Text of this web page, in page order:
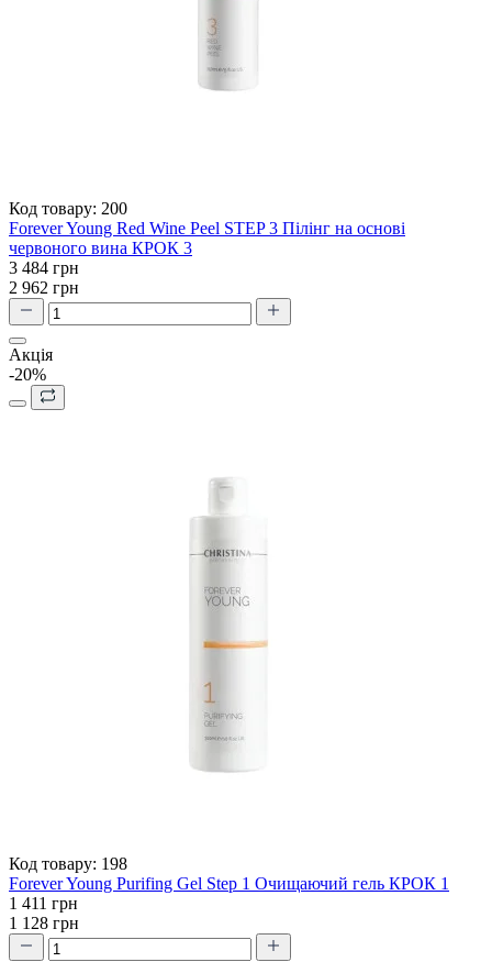
Код товару: 200
Forever Young Red Wine Peel STEP 3 Пілінг на основі
червоного вина КРОК 3
3 484 грн
2 962 грн
Акція
-20%
Код товару: 198
Forever Young Purifing Gel Step 1 Очищаючий гель КРОК 1
1 411 грн
1 128 грн